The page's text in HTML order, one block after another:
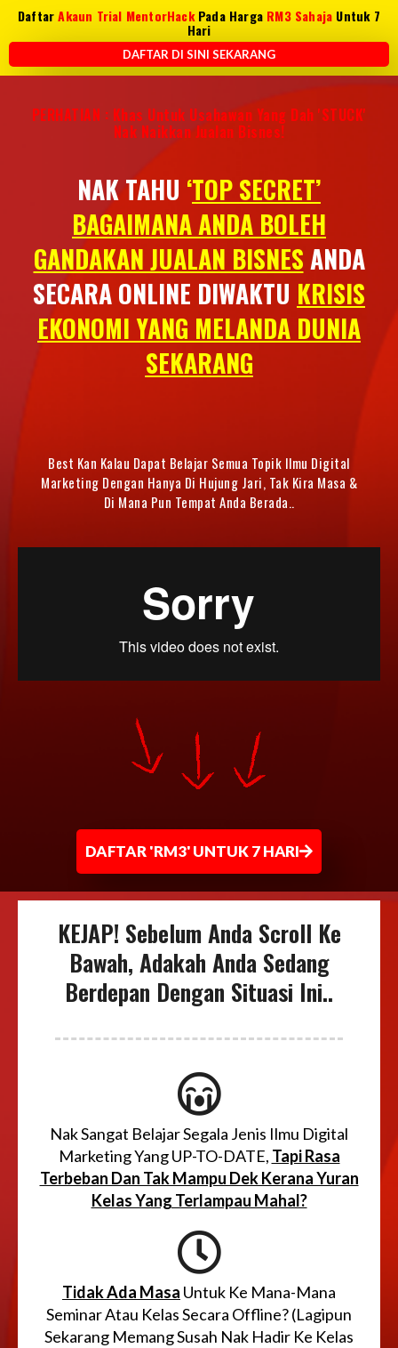
DaftarAkaun Trial MentorHackPada Harga RM3 Sahaja Untuk 7
Hari
DAFTAR DI SINI SEKARANG
PERHATIAN : Khas Untuk Usahawan Yang Dah 'STUCK'
Nak Naikkan Jualan Bisnes!
NAK TAHU ‘TOP SECRET’
BAGAIMANA ANDA BOLEH
GANDAKAN JUALAN BISNESANDA
SECARA ONLINE DIWAKTU KRISIS
EKONOMI YANG MELANDA DUNIA
SEKARANG
Best Kan Kalau Dapat Belajar Semua Topik Ilmu Digital
Marketing Dengan Hanya Di Hujung Jari, Tak Kira Masa &
Di Mana Pun Tempat Anda Berada..
DAFTAR 'RM3' UNTUK 7 HARI
KEJAP! Sebelum Anda Scroll Ke
Bawah, Adakah Anda Sedang
Berdepan Dengan Situasi Ini..
Nak Sangat Belajar Segala Jenis Ilmu Digital
Marketing Yang UP-TO-DATE, Tapi Rasa
Terbeban Dan Tak Mampu Dek Kerana Yuran
Kelas Yang Terlampau Mahal?
Tidak Ada Masa Untuk Ke Mana-Mana
Seminar Atau Kelas Secara Offline? (Lagipun
Sekarang Memang Susah Nak Hadir Ke Kelas